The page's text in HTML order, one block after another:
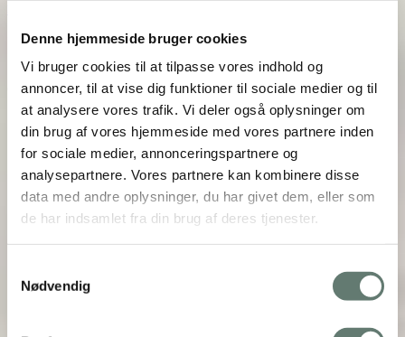
Denne hjemmeside bruger cookies
Vi bruger cookies til at tilpasse vores indhold og
annoncer, til at vise dig funktioner til sociale medier og til
at analysere vores trafik. Vi deler også oplysninger om
din brug af vores hjemmeside med vores partnere inden
for sociale medier, annonceringspartnere og
analysepartnere. Vores partnere kan kombinere disse
data med andre oplysninger, du har givet dem, eller som
de har indsamlet fra din brug af deres tjenester.
Nødvendig
bagværk og et helt kapitel om ”mindset, motion &
no stress” til inspiration for alle kvinder – både med
og uden klaprende æggestokke …